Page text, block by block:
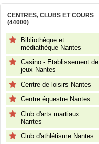
CENTRES, CLUBS ET COURS
(44000)
Bibliothèque et
médiathèque Nantes
Casino - Etablissement de
jeux Nantes
Centre de loisirs Nantes
Centre équestre Nantes
Club d'arts martiaux
Nantes
Club d'athlétisme Nantes